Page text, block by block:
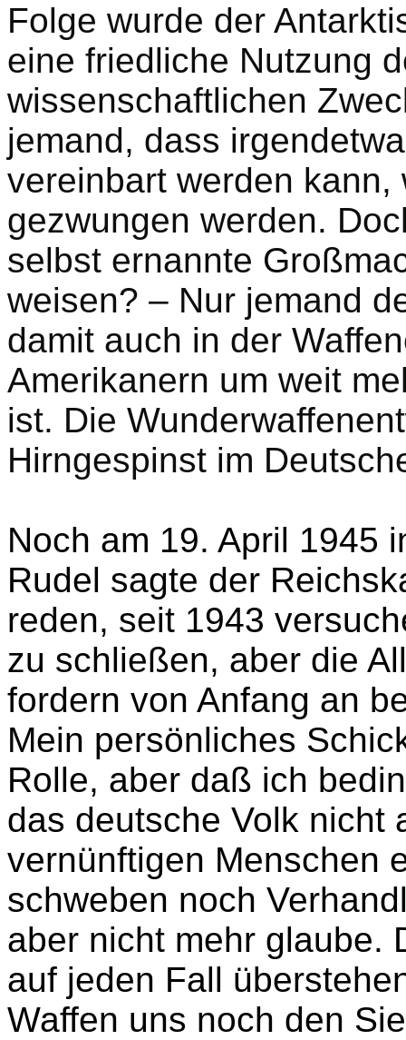
Folge wurde der
eine friedliche Nutzung
wissenschaftlichen
jemand, dass
vereinbart werden
gezwungen werden.
selbst ernannte
weisen? – Nur jemand
damit auch in der
Amerikanern um weit
ist. Die
Hirngespinst im
Noch am 19. April 1945
Rudel sagte der
reden, seit 1943
zu schließen, aber die
fordern von Anfang an
Mein persönliches
Rolle, aber daß ich
das deutsche Volk nicht
vernünftigen Menschen
schweben noch
aber nicht mehr glaube.
auf jeden Fall
Waffen uns noch den